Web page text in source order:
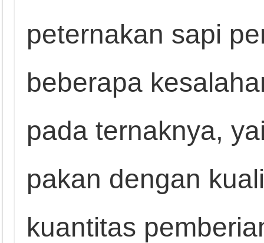
peternakan sapi
beberapa
pada ternaknya,
pakan dengan
kuantitas